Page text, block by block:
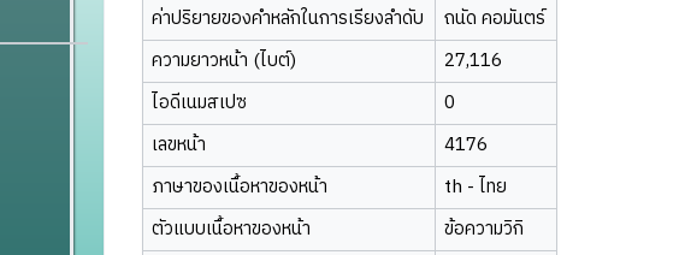
ค่าปริยายของคำหลักในการเรียงลำดับ
ถนัด คอมันตร์
ความยาวหน้า (ไบต์)
27,116
ไอดีเนมสเปซ
0
เลขหน้า
4176
ภาษาของเนื้อหาของหน้า
th - ไทย
ตัวแบบเนื้อหาของหน้า
ข้อความวิกิ